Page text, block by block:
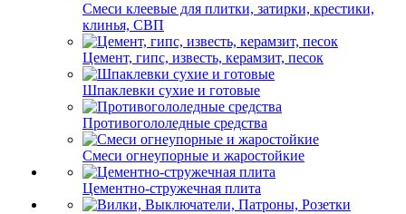
Смеси клеевые для плитки, затирки, крестики,
клинья, СВП
Цемент, гипс, известь, керамзит, песок
Шпаклевки сухие и готовые
Противогололедные средства
Смеси огнеупорные и жаростойкие
Цементно-стружечная плита